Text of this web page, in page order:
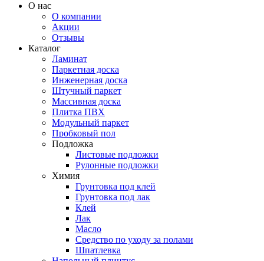
О нас
О компании
Акции
Отзывы
Каталог
Ламинат
Паркетная доска
Инженерная доска
Штучный паркет
Массивная доска
Плитка ПВХ
Модульный паркет
Пробковый пол
Подложка
Листовые подложки
Рулонные подложки
Химия
Грунтовка под клей
Грунтовка под лак
Клей
Лак
Масло
Средство по уходу за полами
Шпатлевка